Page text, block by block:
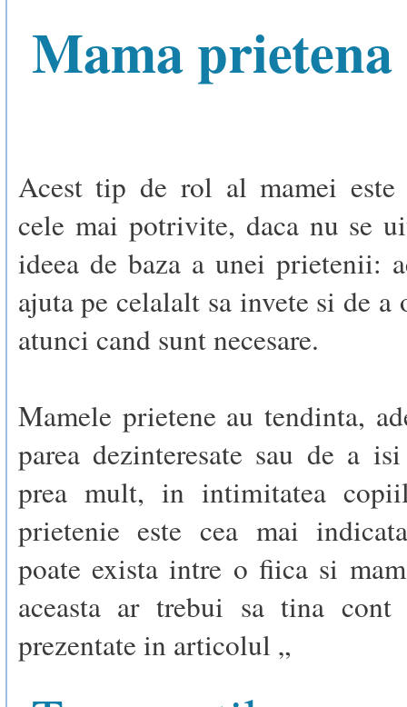
Mama prietena
Acest tip de rol al mamei
cele mai potrivite, daca nu se
ideea de baza a unei prietenii:
ajuta pe celalalt sa invete si de
atunci cand sunt necesare.
Mamele prietene au tendinta,
parea dezinteresate sau de a
prea mult, in intimitatea
prietenie este cea mai
poate exista intre o fiica si
aceasta ar trebui sa tina
prezentate in articolul „